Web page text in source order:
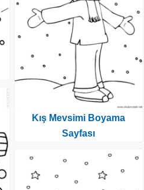
Kış Mevsimi Boyama
Sayfası